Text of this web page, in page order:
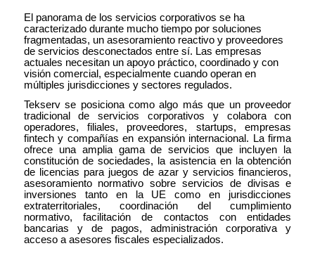
El panorama de los servicios corporativos se ha
caracterizado durante mucho tiempo por soluciones
fragmentadas, un asesoramiento reactivo y proveedores
de servicios desconectados entre sí. Las empresas
actuales necesitan un apoyo práctico, coordinado y con
visión comercial, especialmente cuando operan en
múltiples jurisdicciones y sectores regulados.
Tekserv se posiciona como algo más que un proveedor
tradicional de servicios corporativos y colabora con
operadores, filiales, proveedores, startups, empresas
fintech y compañías en expansión internacional. La firma
ofrece una amplia gama de servicios que incluyen la
constitución de sociedades, la asistencia en la obtención
de licencias para juegos de azar y servicios financieros,
asesoramiento normativo sobre servicios de divisas e
inversiones tanto en la UE como en jurisdicciones
extraterritoriales, coordinación del cumplimiento
normativo, facilitación de contactos con entidades
bancarias y de pagos, administración corporativa y
acceso a asesores fiscales especializados.